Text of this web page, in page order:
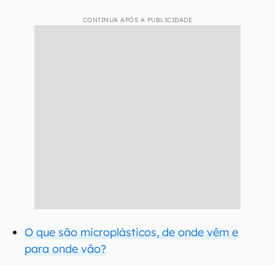
CONTINUA APÓS A PUBLICIDADE
O que são microplásticos, de onde vêm e
para onde vão?